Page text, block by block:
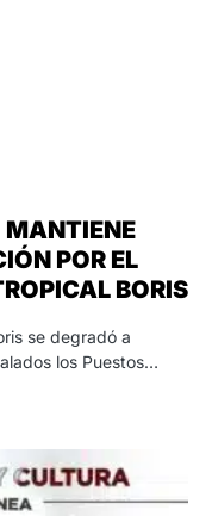
MANTIENE
POR EL
BORIS
se degradó a
los Puestos…